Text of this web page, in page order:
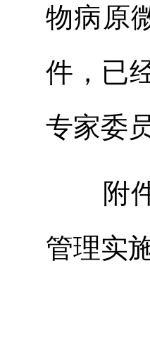
物病原
件，已
专家委
附件
管理实
2．